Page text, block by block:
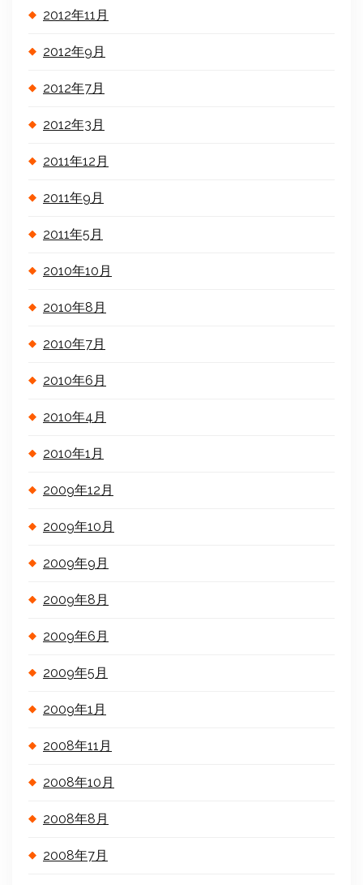
2012年11月
2012年9月
2012年7月
2012年3月
2011年12月
2011年9月
2011年5月
2010年10月
2010年8月
2010年7月
2010年6月
2010年4月
2010年1月
2009年12月
2009年10月
2009年9月
2009年8月
2009年6月
2009年5月
2009年1月
2008年11月
2008年10月
2008年8月
2008年7月